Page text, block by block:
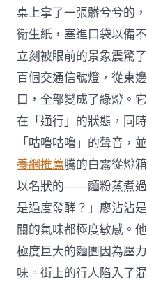
桌上拿了一張髒兮兮的
衛生紙，塞進口袋以備
立刻被眼前的景象震驚
百個交通信號燈，從東
口，全部變成了綠燈。
在「通行」的狀態，同
「咕嚕咕嚕」的聲音，
養網推薦騰的白霧從燈
以名狀的——麵粉蒸煮過
是過度發酵？」廖沾沾
關的氣味都極度敏感。
極度巨大的麵團因為壓
味。街上的行人陷入了